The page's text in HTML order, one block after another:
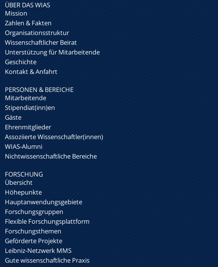
ÜBER DAS WIAS
Mission
Zahlen & Fakten
Organisationsstruktur
Wissenschaftlicher Beirat
Unterstützung für Mitarbeitende
Geschichte
Kontakt & Anfahrt
PERSONEN & BEREICHE
Mitarbeitende
Stipendiat(inn)en
Gäste
Ehrenmitglieder
Assoziierte Wissenschaftler(innen)
WIAS-Alumni
Nichtwissenschaftliche Bereiche
FORSCHUNG
Übersicht
Höhepunkte
Hauptanwendungsgebiete
Forschungsgruppen
Flexible Forschungsplattform
Forschungsthemen
Geförderte Projekte
Leibniz-Netzwerk MMS
Gute wissenschaftliche Praxis